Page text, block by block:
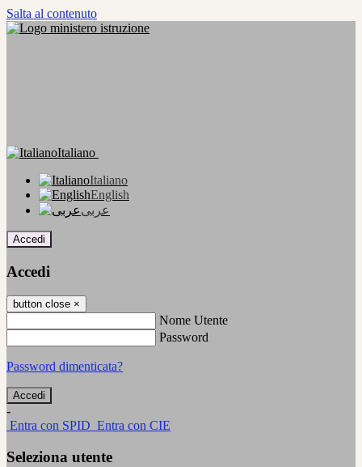
Salta al contenuto
Italiano
Italiano
English
عربى
Accedi
Accedi
button close ×
Nome Utente
Password
Password dimenticata?
-
Entra con SPID Entra con CIE
Seleziona utente